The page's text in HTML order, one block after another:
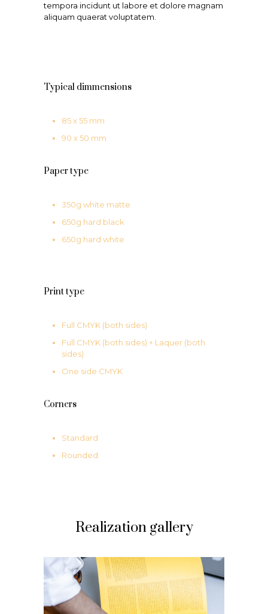
tempora incidunt ut labore et dolore magnam
aliquam quaerat voluptatem.
Typical dimmensions
85 x 55 mm
90 x 50 mm
Paper type
350g white matte
650g hard black
650g hard white
Print type
Full CMYK (both sides)
Full CMYK (both sides) + Laquer (both
sides)
One side CMYK
Corners
Standard
Rounded
Realization gallery